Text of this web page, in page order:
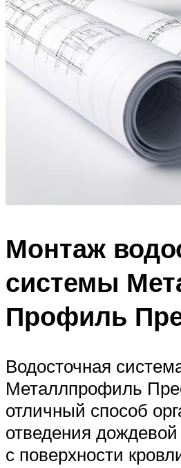
Монтаж
системы
Профиль
Водосточная
Металлпрофиль
отличный способ
отведения
с поверхности